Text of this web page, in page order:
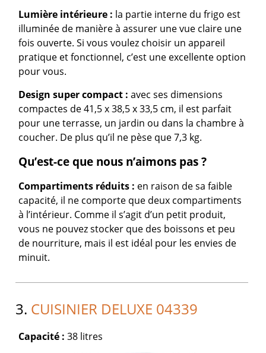
Lumière intérieure : la partie interne du frigo est
illuminée de manière à assurer une vue claire une
fois ouverte. Si vous voulez choisir un appareil
pratique et fonctionnel, c’est une excellente option
pour vous.
Design super compact :avec ses dimensions
compactes de 41,5 x 38,5 x 33,5 cm, il est parfait
pour une terrasse, un jardin ou dans la chambre à
coucher. De plus qu’il ne pèse que 7,3 kg.
Qu’est-ce que nous n’aimons pas ?
Compartiments réduits : en raison de sa faible
capacité, il ne comporte que deux compartiments
à l’intérieur. Comme il s’agit d’un petit produit,
vous ne pouvez stocker que des boissons et peu
de nourriture, mais il est idéal pour les envies de
minuit.
3. CUISINIER DELUXE 04339
Capacité :38 litres